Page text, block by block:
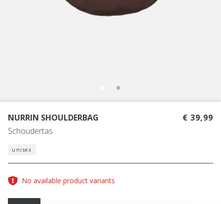
NURRIN SHOULDERBAG
Schoudertas
€ 39,99
unisex
No available product variants